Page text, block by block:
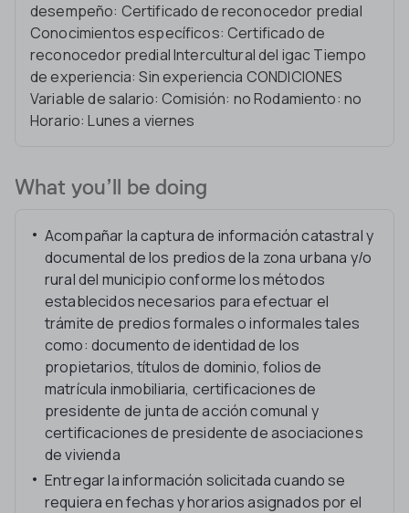
desempeño: Certificado de reconocedor predial
Conocimientos específicos: Certificado de
reconocedor predial Intercultural del igac Tiempo
de experiencia: Sin experiencia CONDICIONES
Variable de salario: Comisión: no Rodamiento: no
Horario: Lunes a viernes
What you’ll be doing
Acompañar la captura de información catastral y
documental de los predios de la zona urbana y/o
rural del municipio conforme los métodos
establecidos necesarios para efectuar el
trámite de predios formales o informales tales
como: documento de identidad de los
propietarios, títulos de dominio, folios de
matrícula inmobiliaria, certificaciones de
presidente de junta de acción comunal y
certificaciones de presidente de asociaciones
de vivienda
Entregar la información solicitada cuando se
requiera en fechas y horarios asignados por el